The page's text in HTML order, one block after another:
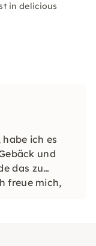
in delicious
ich es
und
das zu
freue mich,